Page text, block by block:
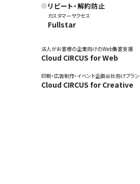
リピート・解約防止
カスタマーサクセス
Fullstar
法人がお客様の企業向けのWeb集客支援
Cloud CIRCUS for Web
印刷・広告制作・イベント企画会社向けプラン
Cloud CIRCUS for Creative